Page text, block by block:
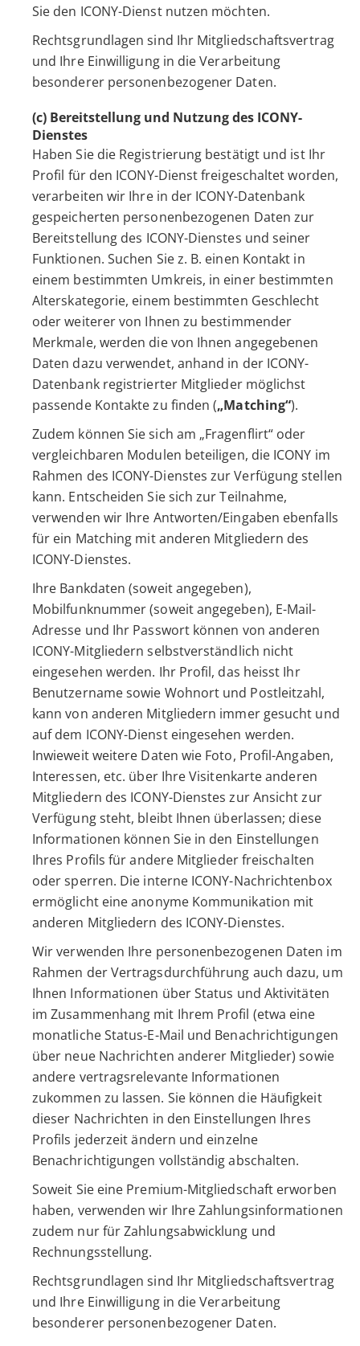
Sie den ICONY-Dienst nutzen möchten.
Rechtsgrundlagen sind Ihr Mitgliedschaftsvertrag
und Ihre Einwilligung in die Verarbeitung
besonderer personenbezogener Daten.
(c) Bereitstellung und Nutzung des ICONY-
Dienstes
Haben Sie die Registrierung bestätigt und ist Ihr
Profil für den ICONY-Dienst freigeschaltet worden,
verarbeiten wir Ihre in der ICONY-Datenbank
gespeicherten personenbezogenen Daten zur
Bereitstellung des ICONY-Dienstes und seiner
Funktionen. Suchen Sie z. B. einen Kontakt in
einem bestimmten Umkreis, in einer bestimmten
Alterskategorie, einem bestimmten Geschlecht
oder weiterer von Ihnen zu bestimmender
Merkmale, werden die von Ihnen angegebenen
Daten dazu verwendet, anhand in der ICONY-
Datenbank registrierter Mitglieder möglichst
passende Kontakte zu finden („Matching“).
Zudem können Sie sich am „Fragenflirt“ oder
vergleichbaren Modulen beteiligen, die ICONY im
Rahmen des ICONY-Dienstes zur Verfügung stellen
kann. Entscheiden Sie sich zur Teilnahme,
verwenden wir Ihre Antworten/Eingaben ebenfalls
für ein Matching mit anderen Mitgliedern des
ICONY-Dienstes.
Ihre Bankdaten (soweit angegeben),
Mobilfunknummer (soweit angegeben), E-Mail-
Adresse und Ihr Passwort können von anderen
ICONY-Mitgliedern selbstverständlich nicht
eingesehen werden. Ihr Profil, das heisst Ihr
Benutzername sowie Wohnort und Postleitzahl,
kann von anderen Mitgliedern immer gesucht und
auf dem ICONY-Dienst eingesehen werden.
Inwieweit weitere Daten wie Foto, Profil-Angaben,
Interessen, etc. über Ihre Visitenkarte anderen
Mitgliedern des ICONY-Dienstes zur Ansicht zur
Verfügung steht, bleibt Ihnen überlassen; diese
Informationen können Sie in den Einstellungen
Ihres Profils für andere Mitglieder freischalten
oder sperren. Die interne ICONY-Nachrichtenbox
ermöglicht eine anonyme Kommunikation mit
anderen Mitgliedern des ICONY-Dienstes.
Wir verwenden Ihre personenbezogenen Daten im
Rahmen der Vertragsdurchführung auch dazu, um
Ihnen Informationen über Status und Aktivitäten
im Zusammenhang mit Ihrem Profil (etwa eine
monatliche Status-E-Mail und Benachrichtigungen
über neue Nachrichten anderer Mitglieder) sowie
andere vertragsrelevante Informationen
zukommen zu lassen. Sie können die Häufigkeit
dieser Nachrichten in den Einstellungen Ihres
Profils jederzeit ändern und einzelne
Benachrichtigungen vollständig abschalten.
Soweit Sie eine Premium-Mitgliedschaft erworben
haben, verwenden wir Ihre Zahlungsinformationen
zudem nur für Zahlungsabwicklung und
Rechnungsstellung.
Rechtsgrundlagen sind Ihr Mitgliedschaftsvertrag
und Ihre Einwilligung in die Verarbeitung
besonderer personenbezogener Daten.